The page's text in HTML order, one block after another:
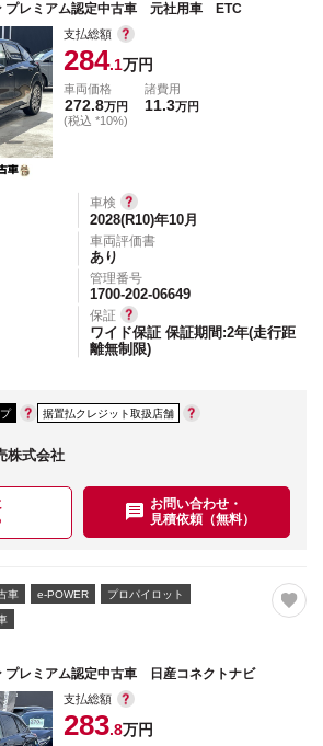
プレミアム認定中古車 元社用車 ETC
支払総額
284.1万円
車両価格
272.8万円
(税込 *10%)
諸費用
11.3万円
車検
2028(R10)年10月
車両評価書
あり
管理番号
1700-202-06649
保証
ワイド保証 保証期間:2年(走行距
離無制限)
据置払クレジット取扱店舗
株式会社
お問い合わせ・
見積依頼（無料）
車 e-POWER プロパイロット
プレミアム認定中古車 日産コネクトナビ
支払総額
283.8万円